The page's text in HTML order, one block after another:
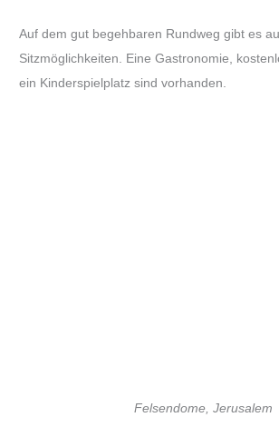
Auf dem gut begehbaren Rundweg gibt es
Sitzmöglichkeiten. Eine Gastronomie,
ein Kinderspielplatz sind vorhanden.
Felsendome, Jerusalem